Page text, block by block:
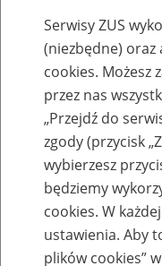
Emerytury
Baza
Serwisy ZUS
(niezbędne)
cookies. Możesz
przez nas
„Przejdź do
zgody (przycisk
wybierzesz
będziemy
cookies. W
ustawienia. Aby
plików cookies”